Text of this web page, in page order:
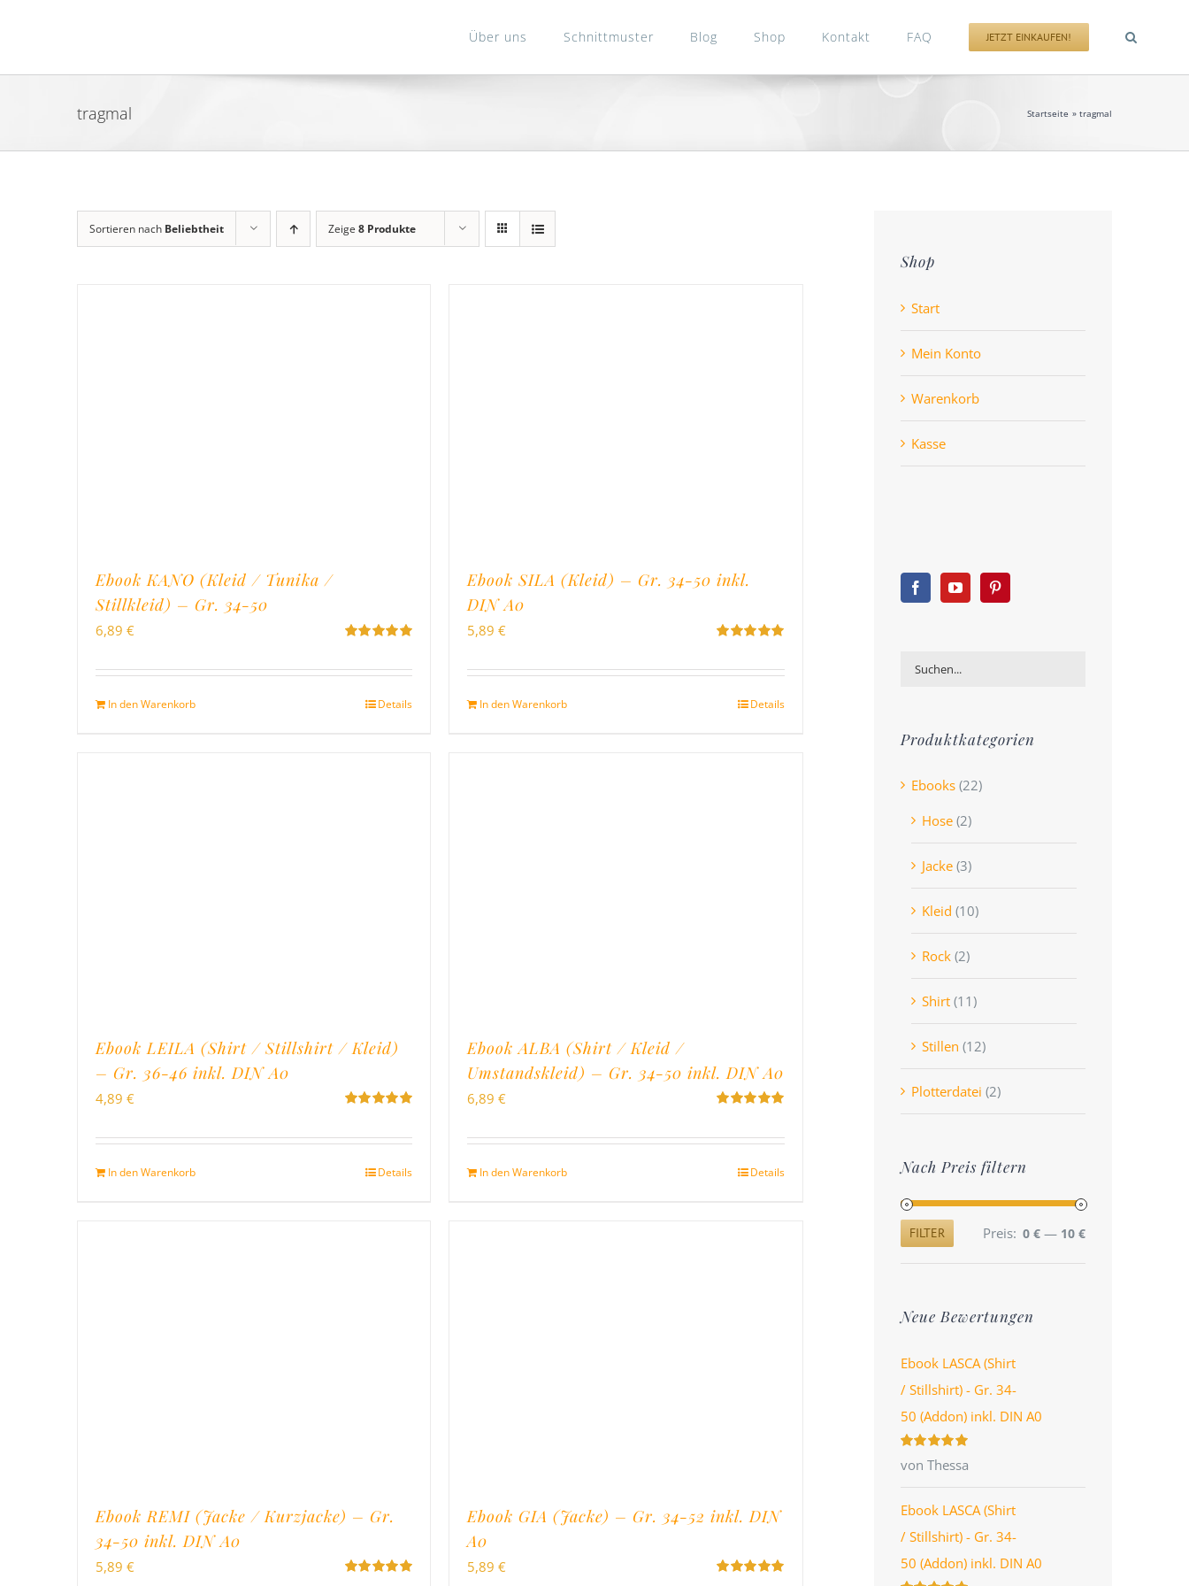
Über uns Schnittmuster Blog Shop Kontakt FAQ JETZT EINKAUFEN!
tragmal Startseite tragmal
Sortieren nach Beliebtheit Zeige 8 Produkte
Ebook KANO (Kleid / Tunika /
Stillkleid) – Gr. 34-50
5
6,89 €
In den Warenkorb Details
Ebook SILA (Kleid) – Gr. 34-50 inkl.
DIN A0
5
5,89€
In den Warenkorb Details
Ebook LEILA (Shirt / Stillshirt / Kleid)
– Gr. 36-46 inkl. DIN A0
5
4,89 €
In den Warenkorb Details
Ebook ALBA (Shirt / Kleid /
Umstandskleid) – Gr. 34-50 inkl. DIN A0
5
6,89€
In den Warenkorb Details
Ebook REMI (Jacke / Kurzjacke) – Gr.
34-50 inkl. DIN A0
5,89 €
Ebook GIA (Jacke) – Gr. 34-52 inkl. DIN
A0
5,89€
Shop
Start
Mein Konto
Warenkorb
Kasse
Produktkategorien
Ebooks (22)
Hose (2)
Jacke (3)
Kleid (10)
Rock (2)
Shirt (11)
Stillen (12)
Plotterdatei (2)
Nach Preis filtern
Min.
Max.
FILTER Preis: 0 € — 10 €
Neue Bewertungen
Ebook LASCA (Shirt
/ Stillshirt) - Gr. 34-
50 (Addon) inkl. DIN A0
Bewertet
mit5 von 5
von Thessa
Ebook LASCA (Shirt
/ Stillshirt) - Gr. 34-
50 (Addon) inkl. DIN A0